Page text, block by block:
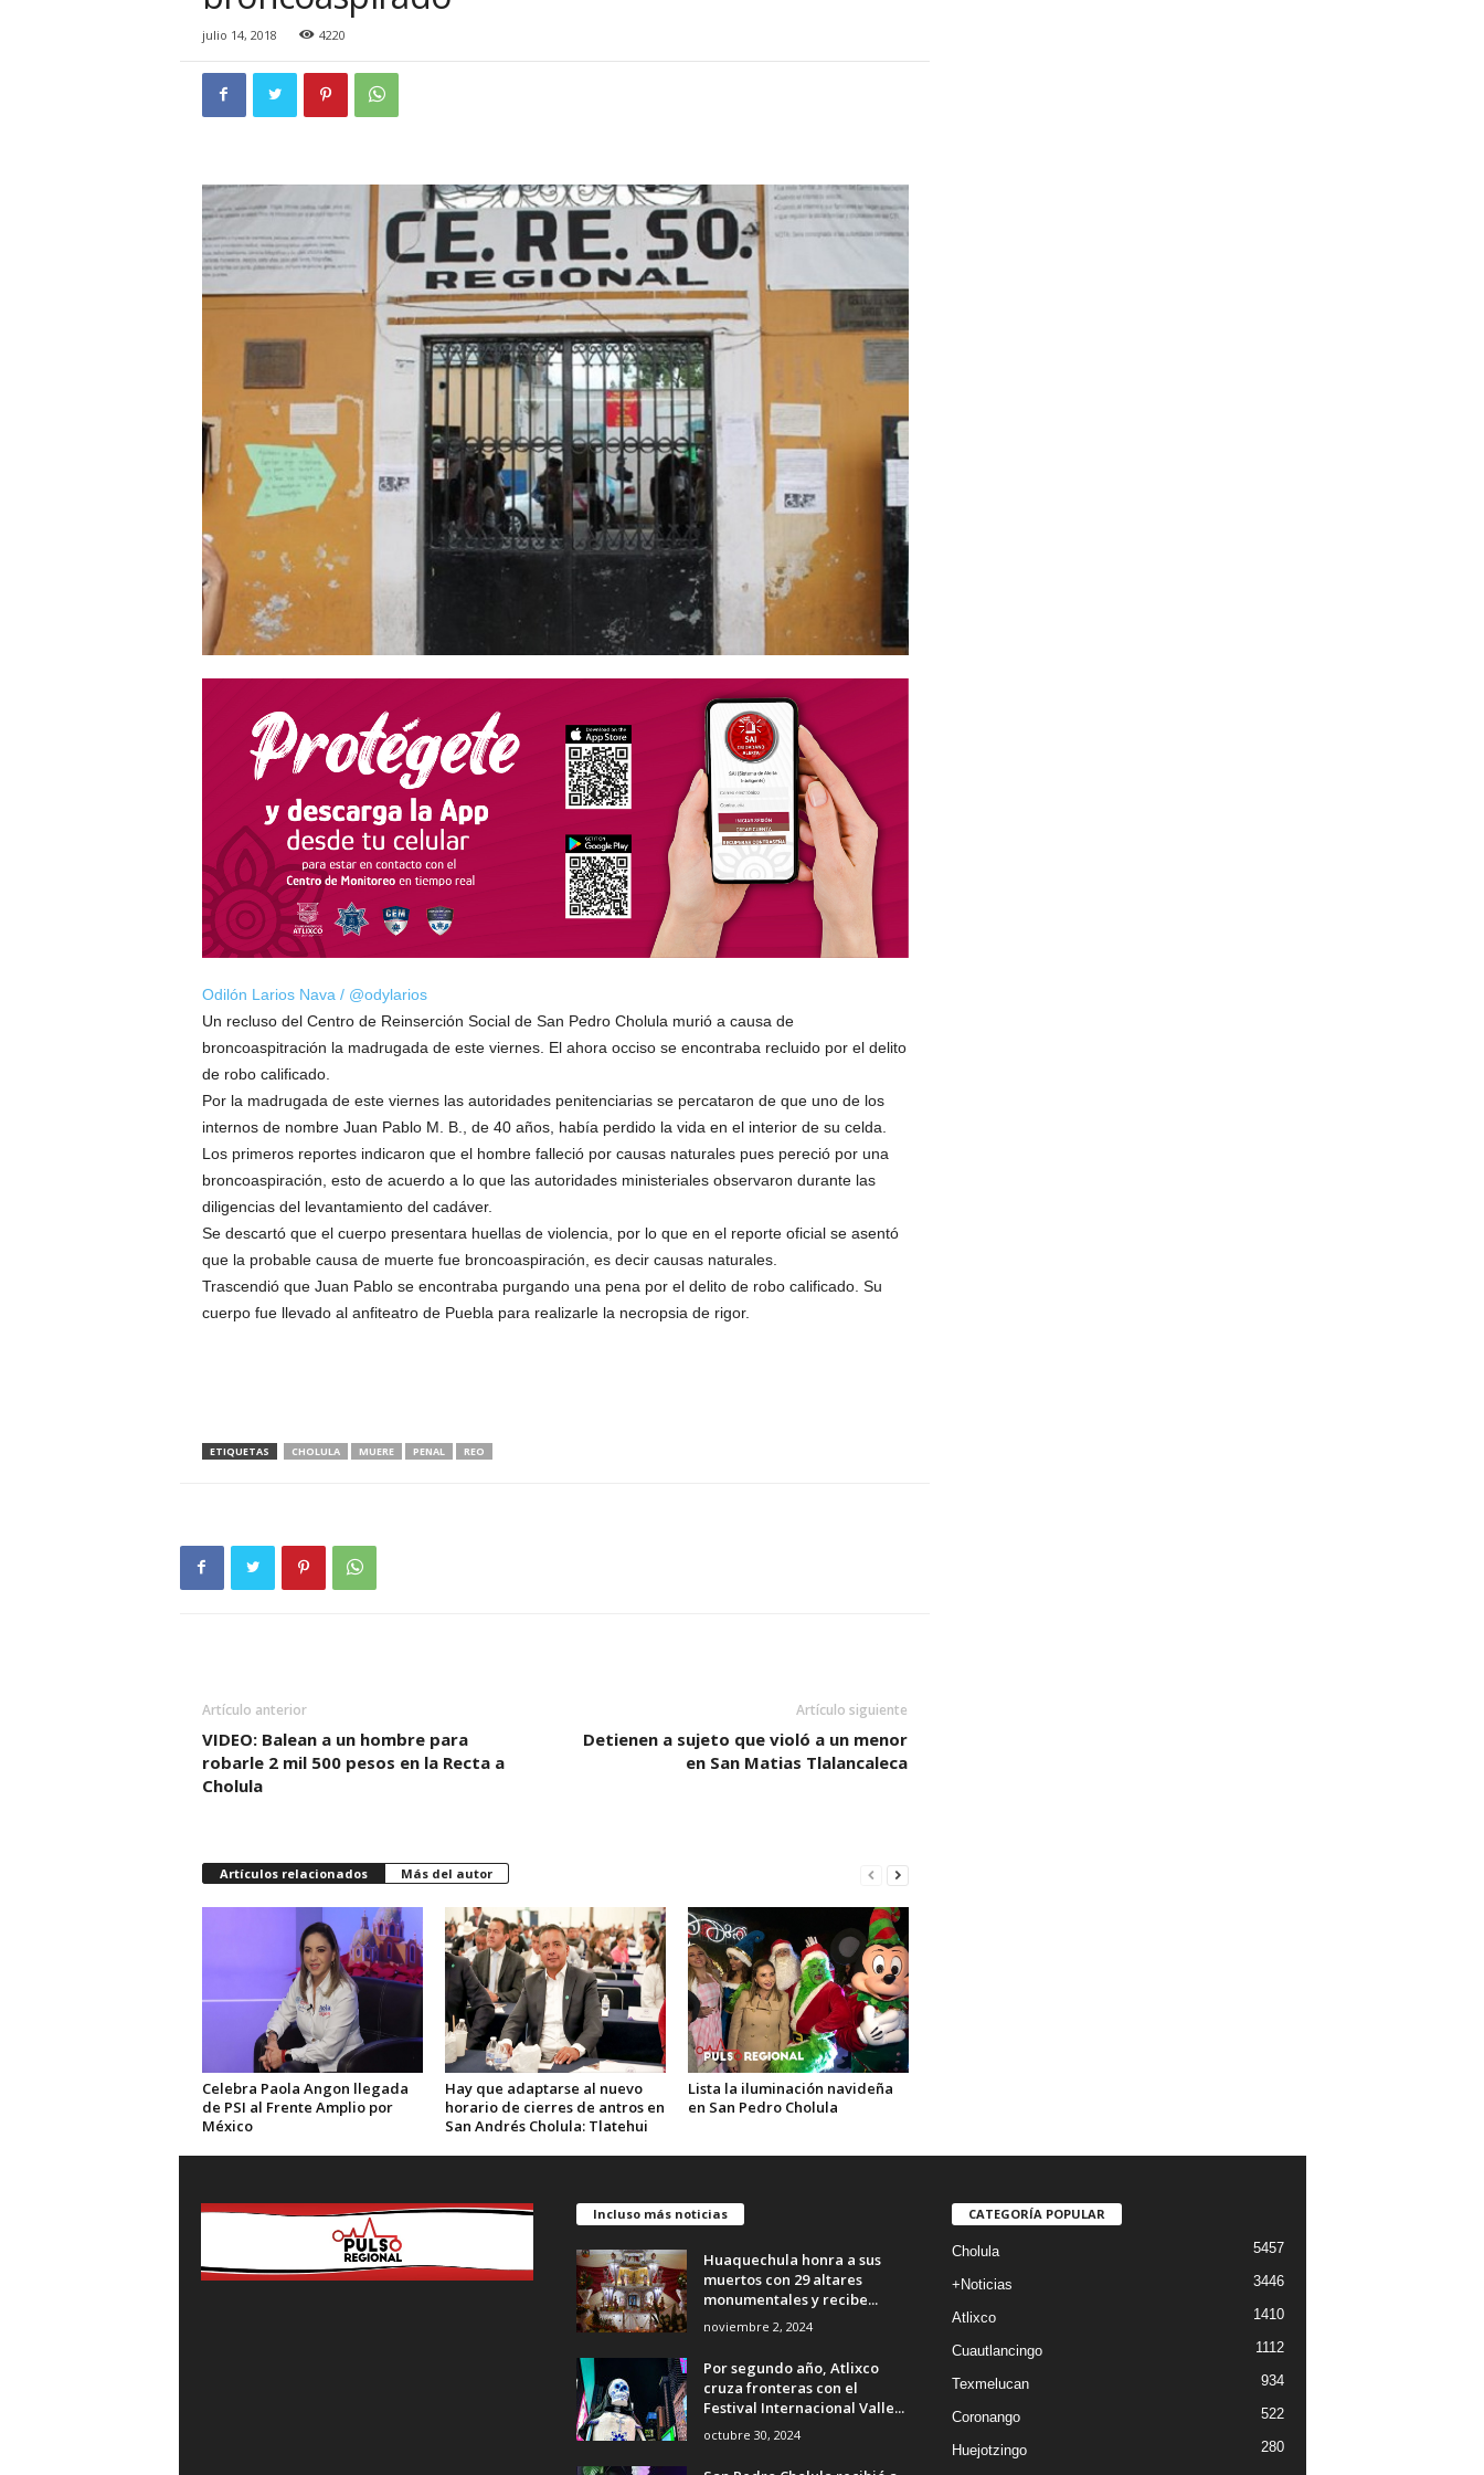
julio 14, 2018 4220
Odilón Larios Nava / @odylarios
Un recluso del Centro de Reinserción Social de San Pedro Cholula murió a causa de
broncoaspitración la madrugada de este viernes. El ahora occiso se encontraba recluido por el delito
de robo calificado.
Por la madrugada de este viernes las autoridades penitenciarias se percataron de que uno de los
internos de nombre Juan Pablo M. B., de 40 años, había perdido la vida en el interior de su celda.
Los primeros reportes indicaron que el hombre falleció por causas naturales pues pereció por una
broncoaspiración, esto de acuerdo a lo que las autoridades ministeriales observaron durante las
diligencias del levantamiento del cadáver.
Se descartó que el cuerpo presentara huellas de violencia, por lo que en el reporte oficial se asentó
que la probable causa de muerte fue broncoaspiración, es decir causas naturales.
Trascendió que Juan Pablo se encontraba purgando una pena por el delito de robo calificado. Su
cuerpo fue llevado al anfiteatro de Puebla para realizarle la necropsia de rigor.
ETIQUETAS CHOLULA MUERE PENAL REO
Artículo anterior
VIDEO: Balean a un hombre para
robarle 2 mil 500 pesos en la Recta a
Cholula
Artículo siguiente
Detienen a sujeto que violó a un menor
en San Matias Tlalancaleca
Artículos relacionados Más del autor
Celebra Paola Angon llegada
de PSI al Frente Amplio por
México
Hay que adaptarse al nuevo
horario de cierres de antros en
San Andrés Cholula: Tlatehui
Lista la iluminación navideña
en San Pedro Cholula
Incluso más noticias
Huaquechula honra a sus
muertos con 29 altares
monumentales y recibe...
noviembre 2, 2024
Por segundo año, Atlixco
cruza fronteras con el
Festival Internacional Valle...
octubre 30, 2024
CATEGORÍA POPULAR
Cholula 5457
+Noticias 3446
Atlixco 1410
Cuautlancingo 1112
Texmelucan 934
Coronango 522
Huejotzingo 280